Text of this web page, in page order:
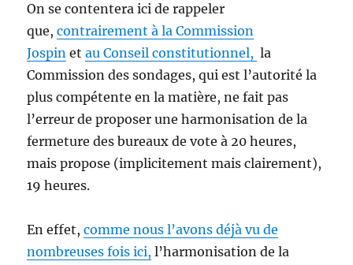
On se contentera ici de rappeler
que,contrairement à la Commission
Jospin etau Conseil constitutionnel, la
Commission des sondages, qui est l’autorité la
plus compétente en la matière, ne fait pas
l’erreur de proposer une harmonisation de la
fermeture des bureaux de vote à 20 heures,
mais propose (implicitement mais clairement),
19 heures.
En effet,comme nous l’avons déjà vu de
nombreuses fois ici, l’harmonisation de la